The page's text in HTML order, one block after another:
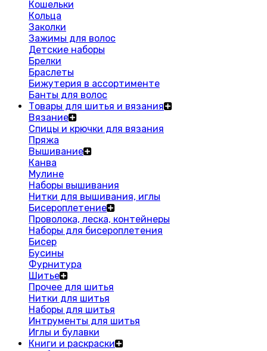
Кошельки
Кольца
Заколки
Зажимы для волос
Детские наборы
Брелки
Браслеты
Бижутерия в ассортименте
Банты для волос
Товары для шитья и вязания
Вязание
Спицы и крючки для вязания
Пряжа
Вышивание
Канва
Мулине
Наборы вышивания
Нитки для вышивания, иглы
Бисероплетение
Проволока, леска, контейнеры
Наборы для бисероплетения
Бисер
Бусины
Фурнитура
Шитье
Прочее для шитья
Нитки для шитья
Наборы для шитья
Интрументы для шитья
Иглы и булавки
Книги и раскраски